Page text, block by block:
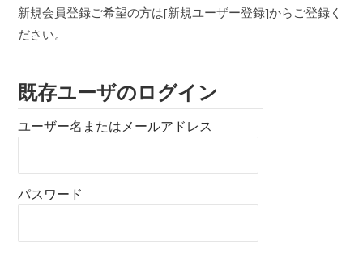
新規会員登録ご希望の方は[新規ユーザー登録]からご登録く
ださい。
既存ユーザのログイン
ユーザー名またはメールアドレス
パスワード